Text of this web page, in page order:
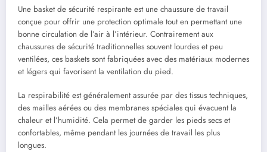
Une basket de sécurité respirante est une chaussure de travail
conçue pour offrir une protection optimale tout en permettant une
bonne circulation de l’air à l’intérieur. Contrairement aux
chaussures de sécurité traditionnelles souvent lourdes et peu
ventilées, ces baskets sont fabriquées avec des matériaux modernes
et légers qui favorisent la ventilation du pied.
La respirabilité est généralement assurée par des tissus techniques,
des mailles aérées ou des membranes spéciales qui évacuent la
chaleur et l’humidité. Cela permet de garder les pieds secs et
confortables, même pendant les journées de travail les plus
longues.